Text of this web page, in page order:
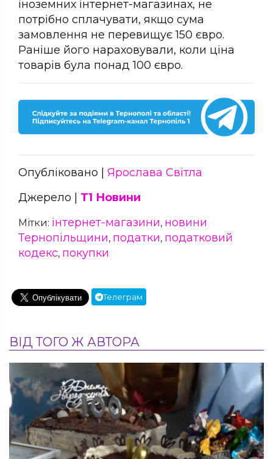
іноземних інтернет-магазинах, не
потрібно сплачувати, якщо сума
замовлення не перевищує 150 євро.
Раніше його нараховували, коли ціна
товарів була понад 100 євро.
Опубліковано | Ярослава Світла
Джерело | Т1 Новини
Мітки: інтернет-магазини, новини
Тернопільщини, податки, податковий
кодекс, покупки
Телеграм
ВІД ТОГО Ж АВТОРА